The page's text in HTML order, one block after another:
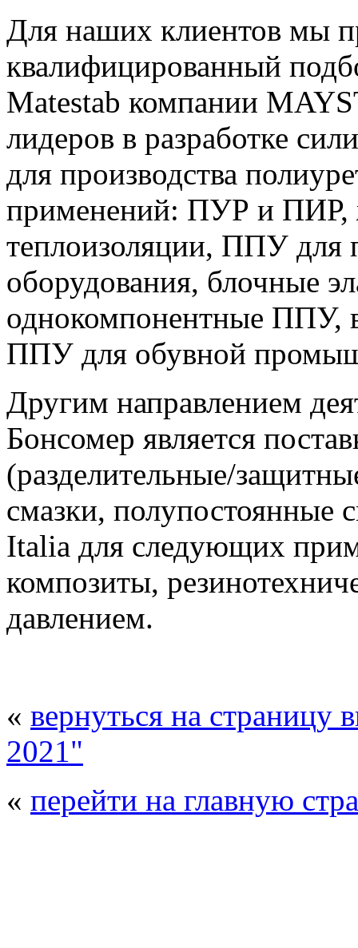
Для наших клиентов мы
квалифицированный
Matestab компании
лидеров в разработке
для производства
применений: ПУР и ПИР,
теплоизоляции, ППУ для
оборудования, блочные
однокомпонентные ППУ,
ППУ для обувной
Другим направлением
Бонсомер является
(разделительные/
смазки, полупостоянные
Italia для следующих
композиты,
давлением.
« вернуться на страницу
2021"
« перейти на главную